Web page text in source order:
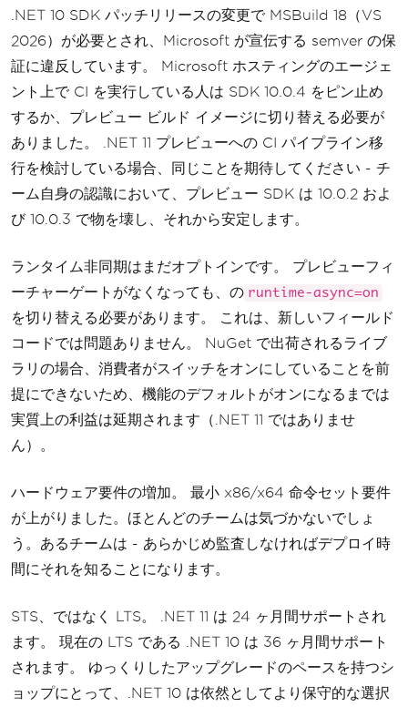
.NET 10 SDK パッチリリースの変更で MSBuild 18（VS
2026）が必要とされ、Microsoft が宣伝する semver の保
証に違反しています。 Microsoft ホスティングのエージェ
ント上で CI を実行している人は SDK 10.0.4 をピン止め
するか、プレビュー ビルド イメージに切り替える必要が
ありました。 .NET 11 プレビューへの CI パイプライン移
行を検討している場合、同じことを期待してください - チ
ーム自身の認識において、プレビュー SDK は 10.0.2 およ
び 10.0.3 で物を壊し、それから安定します。
ランタイム非同期はまだオプトインです。 プレビューフィ
ーチャーゲートがなくなっても、の runtime-async=on
を切り替える必要があります。 これは、新しいフィールド
コードでは問題ありません。 NuGet で出荷されるライブ
ラリの場合、消費者がスイッチをオンにしていることを前
提にできないため、機能のデフォルトがオンになるまでは
実質上の利益は延期されます（.NET 11 ではありませ
ん）。
ハードウェア要件の増加。 最小 x86/x64 命令セット要件
が上がりました。ほとんどのチームは気づかないでしょ
う。あるチームは - あらかじめ監査しなければデプロイ時
間にそれを知ることになります。
STS、ではなく LTS。 .NET 11 は 24 ヶ月間サポートされ
ます。 現在の LTS である .NET 10 は 36 ヶ月間サポート
されます。 ゆっくりしたアップグレードのペースを持つシ
ョップにとって、.NET 10 は依然としてより保守的な選択